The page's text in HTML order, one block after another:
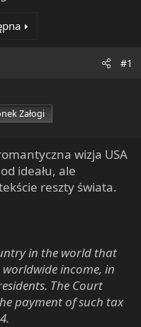
#1
Załogi
wizja USA
ideału, ale
reszty świata.
in the world that
income, in
The Court
payment of such tax